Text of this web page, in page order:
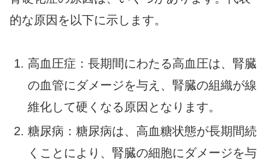
的な原因を以下に示します。
高血圧症：長期間にわたる高血圧は、腎臓
の血管にダメージを与え、腎臓の組織が線
維化して硬くなる原因となります。
糖尿病：糖尿病は、高血糖状態が長期間続
くことにより、腎臓の細胞にダメージを与